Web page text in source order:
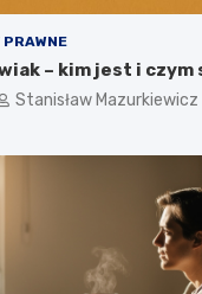
– kim jest i czym
Stanisław Mazurkiewicz